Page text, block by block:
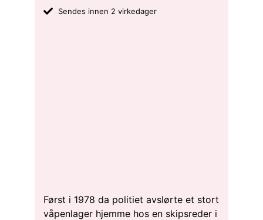
Sendes innen 2 virkedager
Først i 1978 da politiet avslørte et stort
våpenlager hjemme hos en skipsreder i